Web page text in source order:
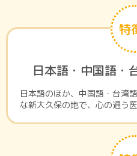
特
日本語・中国語・
日本語のほか、中国語・台湾
な新大久保の地で、心の通う